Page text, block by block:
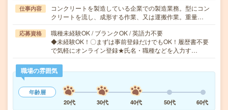
仕事内容
コンクリートを製造している企業での製造業務。型にコン
クリートを流し、成形する作業、又は運搬作業。重量…
応募資格
職種未経験OK / ブランクOK / 英語力不要
◆未経験OK！〇まずは事前登録だけでもOK！履歴書不要
で気軽にオンライン登録★氏名・職種などを入力す…
職場の雰囲気
年齢層
20代
30代 40代 50代 60代